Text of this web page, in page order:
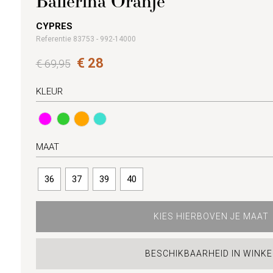
CYPRES
Referentie 83753 - 992-14000
€ 69,95 € 28
KLEUR
MAAT
36 37 39 40
KIES HIERBOVEN JE MAAT
BESCHIKBAARHEID IN